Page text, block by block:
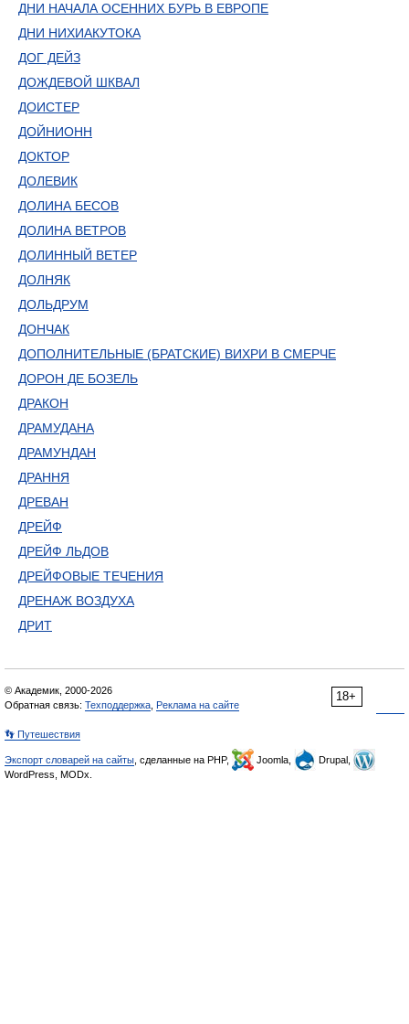
ДНИ НАЧАЛА ОСЕННИХ БУРЬ В ЕВРОПЕ
ДНИ НИХИАКУТОКА
ДОГ ДЕЙЗ
ДОЖДЕВОЙ ШКВАЛ
ДОИСТЕР
ДОЙНИОНН
ДОКТОР
ДОЛЕВИК
ДОЛИНА БЕСОВ
ДОЛИНА ВЕТРОВ
ДОЛИННЫЙ ВЕТЕР
ДОЛНЯК
ДОЛЬДРУМ
ДОНЧАК
ДОПОЛНИТЕЛЬНЫЕ (БРАТСКИЕ) ВИХРИ В СМЕРЧЕ
ДОРОН ДЕ БОЗЕЛЬ
ДРАКОН
ДРАМУДАНА
ДРАМУНДАН
ДРАННЯ
ДРЕВАН
ДРЕЙФ
ДРЕЙФ ЛЬДОВ
ДРЕЙФОВЫЕ ТЕЧЕНИЯ
ДРЕНАЖ ВОЗДУХА
ДРИТ
18+
© Академик, 2000-2026
Обратная связь: Техподдержка Реклама на сайте
👣 Путешествия
Экспорт словарей на сайты , сделанные на PHP, Joomla,
Drupal,
WordPress, MODx.